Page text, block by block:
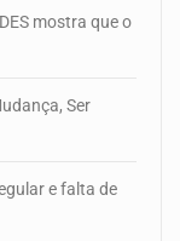
mostra que o
Ser
e falta de